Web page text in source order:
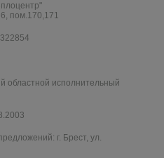
пом.170,171
областной исполнительный
г. Брест, ул.